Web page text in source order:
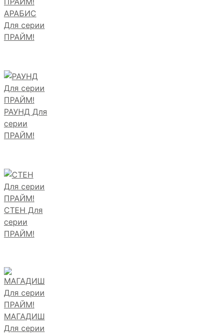
АРАБИС
Для серии
ПРАЙМ!
РАУНД Для
серии
ПРАЙМ!
СТЕН Для
серии
ПРАЙМ!
МАГАДИШ
Для серии